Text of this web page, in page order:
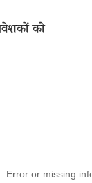
को
Error or missing